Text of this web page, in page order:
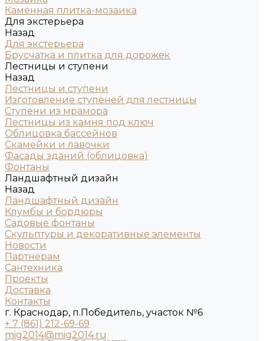
Каменная плитка-мозаика
Для экстерьера
Назад
Для экстерьера
Брусчатка и плитка для дорожек
Лестницы и ступени
Назад
Лестницы и ступени
Изготовление ступеней для лестницы
Ступени из мрамора
Лестницы из камня под ключ
Облицовка бассейнов
Скамейки и лавочки
Фасады зданий (облицовка)
Фонтаны
Ландшафтный дизайн
Назад
Ландшафтный дизайн
Клумбы и бордюры
Садовые фонтаны
Скульптуры и декоративные элементы
Новости
Партнерам
Сантехника
Проекты
Доставка
Контакты
г. Краснодар, п.Победитель, участок №6
+ 7 (861) 212-69-69
mig2014@mig2014.ru